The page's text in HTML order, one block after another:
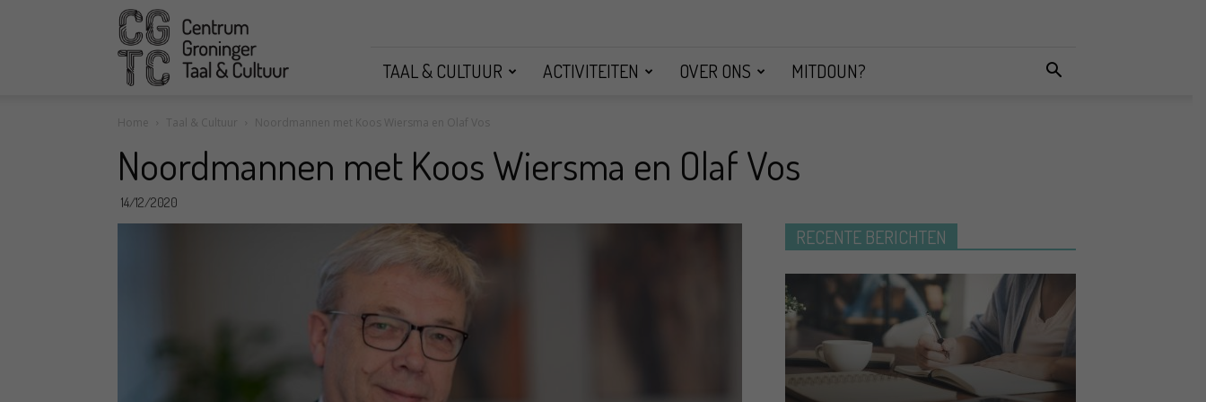
CGTC
TAAL & CULTUUR ACTIVITEITEN OVER ONS MITDOUN?
Home Taal & Cultuur Noordmannen met Koos Wiersma en Olaf Vos
Noordmannen met Koos Wiersma en Olaf Vos
14/12/2020
RECENTE BERICHTEN